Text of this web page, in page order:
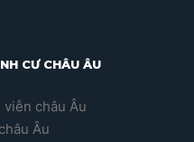
CƯ CHÂU ÂU
châu Âu
Âu